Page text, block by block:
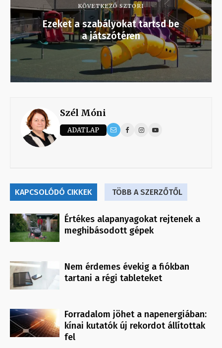
KÖVETKEZŐ SZTORI
Ezeket a szabályokat tartsd be
a játszótéren
Szél Móni
ADATLAP
KAPCSOLÓDÓ CIKKEK TÖBB A SZERZŐTŐL
Értékes alapanyagokat rejtenek a
meghibásodott gépek
Nem érdemes évekig a fiókban
tartani a régi tableteket
Forradalom jöhet a napenergiában:
kínai kutatók új rekordot állítottak
fel